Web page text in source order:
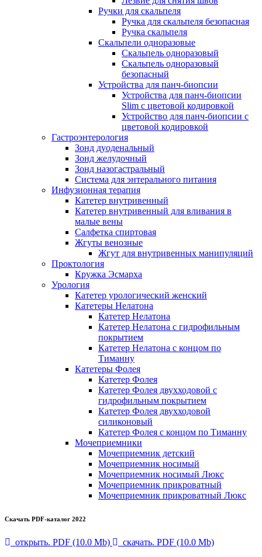
Ручки для скальпеля
Ручка для скальпеля безопасная
Ручка скальпеля
Скальпели одноразовые
Скальпель одноразовый
Скальпель одноразовый
безопасный
Устройства для панч-биопсии
Устройства для панч-биопсии
Slim с цветовой кодировкой
Устройство для панч-биопсии с
цветовой кодировкой
Гастроэнтерология
Зонд дуоденальный
Зонд желудочный
Зонд назогастральный
Система для энтерального питания
Инфузионная терапия
Катетер внутривенный
Катетер внутривенный для вливания в
малые вены
Салфетка спиртовая
Жгуты венозные
Жгут для внутривенных манипуляций
Проктология
Кружка Эсмарха
Урология
Катетер урологический женский
Катетеры Нелатона
Катетер Нелатона
Катетер Нелатона с гидрофильным
покрытием
Катетер Нелатона с концом по
Тиманну
Катетеры Фолея
Катетер Фолея
Катетер Фолея двухходовой с
гидрофильным покрытием
Катетер Фолея двухходовой
силиконовый
Катетер Фолея с концом по Тиманну
Мочеприемники
Мочеприемник детский
Мочеприемник носимый
Мочеприемник носимый Люкс
Мочеприемник прикроватный
Мочеприемник прикроватный Люкс
Скачать PDF-каталог 2022
открыть. PDF (10.0 Mb) скачать. PDF (10.0 Mb)